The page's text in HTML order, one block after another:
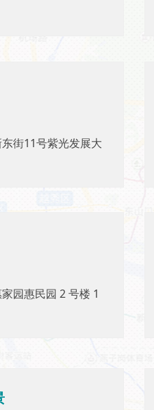
街11号紫光发展大
街11号紫光发展大
园惠民园 2 号楼 1
园惠民园 2 号楼 1